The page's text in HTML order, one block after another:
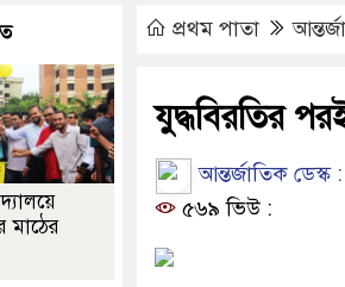
প্রথম পাতা
যুদ্ধবিরতির
আন্তর্জাতিক ডেস্ক :
৫৬৯ ভিউ :
মাঠের